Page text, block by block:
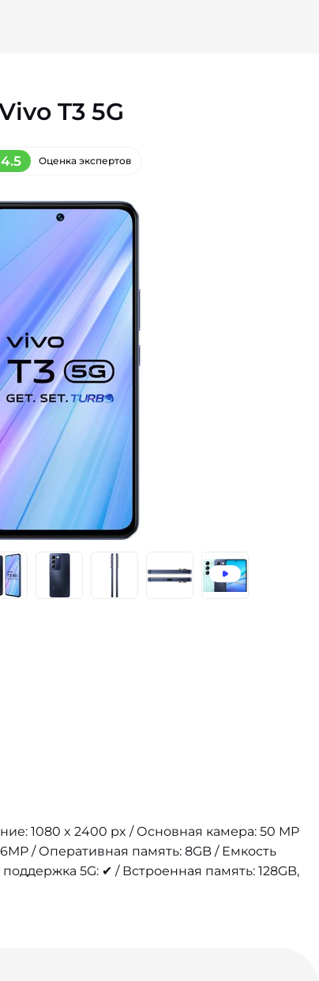
T3 5G
4.5 Оценка экспертов
1080 x 2400 px / Основная камера: 50 MP
/ Оперативная память: 8GB / Емкость
5G: ✔ / Встроенная память: 128GB,